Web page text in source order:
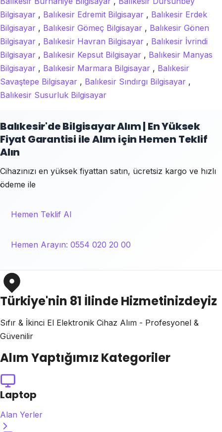
Bilgisayar , Balıkesir Edremit Bilgisayar , Balıkesir Erdek
Bilgisayar , Balıkesir Gömeç Bilgisayar , Balıkesir Gönen
Bilgisayar , Balıkesir Havran Bilgisayar , Balıkesir İvrindi
Bilgisayar , Balıkesir Kepsut Bilgisayar , Balıkesir Manyas
Bilgisayar , Balıkesir Marmara Bilgisayar , Balıkesir
Savaştepe Bilgisayar , Balıkesir Sındırgı Bilgisayar ,
Balıkesir Susurluk Bilgisayar
Balıkesir'de Bilgisayar Alım | En Yüksek
Fiyat Garantisi ile Alım için Hemen Teklif
Alın
Cihazınızı en yüksek fiyattan satın, ücretsiz kargo ve hızlı
ödeme ile
Hemen Teklif Al
Hemen Arayın: 0554 020 20 00
Türkiye'nin 81 İlinde Hizmetinizdeyiz
Sıfır & İkinci El Elektronik Cihaz Alım - Profesyonel &
Güvenilir
Alım Yaptığımız Kategoriler
Laptop
Alan Yerler